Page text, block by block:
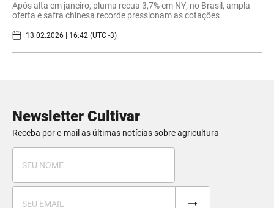
Após alta em janeiro, pluma recua 3,7% em NY; no Brasil, ampla
oferta e safra chinesa recorde pressionam as cotações
13.02.2026 | 16:42 (UTC -3)
Newsletter Cultivar
Receba por e-mail as últimas notícias sobre agricultura